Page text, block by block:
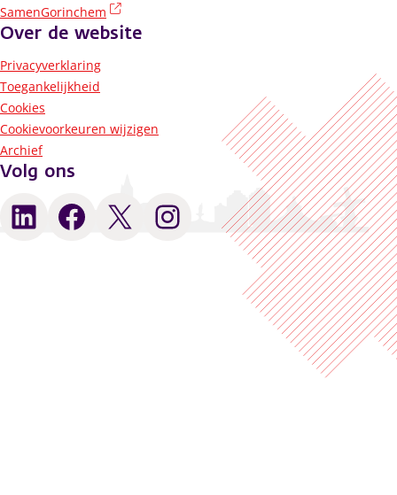
SamenGorinchem
Over de website
Privacyverklaring
Toegankelijkheid
Cookies
Cookievoorkeuren wijzigen
Archief
Volg ons
LinkedIn Facebook X Instagram